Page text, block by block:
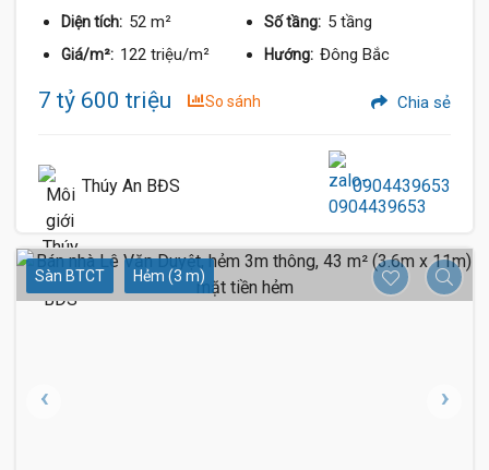
Diện tích: 52 m² Số tầng: 5 tầng
Giá/m²: 122 triệu/m² Hướng: Đông Bắc
7 tỷ 600 triệu So sánh Chia sẻ
Thúy An BĐS 0904439653
Sàn BTCT Hẻm (3 m)